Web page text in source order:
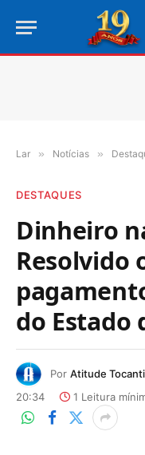
Lar » Notícias »
DESTAQUES
Dinheiro
Resolvido
do Estado
Por Atitude
20:34
1 Leitura